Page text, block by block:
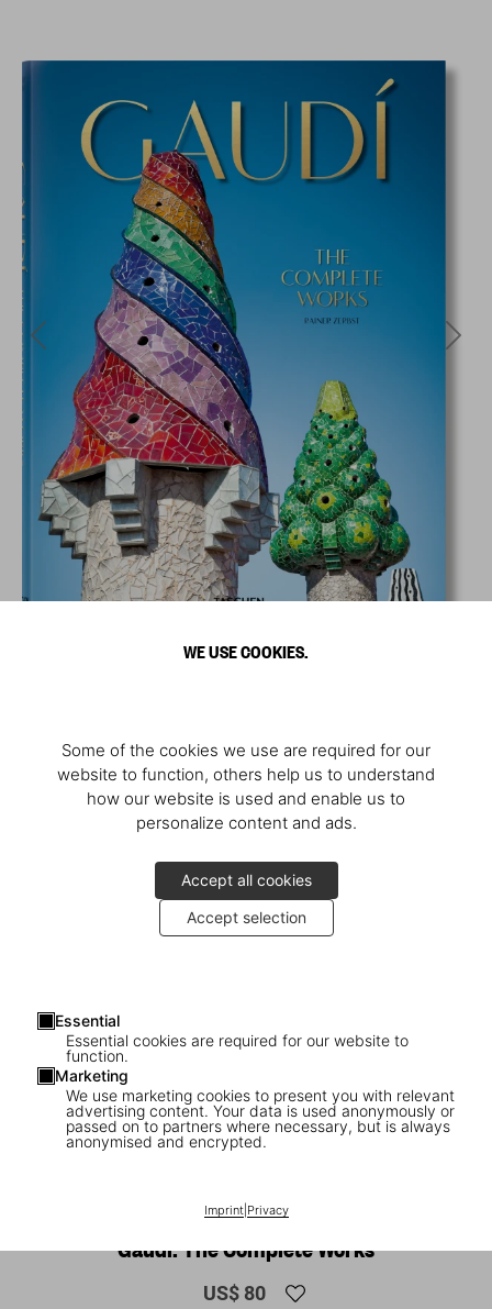
WE USE COOKIES.
Some of the cookies we use are required for our
website to function, others help us to understand
how our website is used and enable us to
personalize content and ads.
Accept all cookies
Accept selection
Essential
Essential cookies are required for our website to
function.
Marketing
We use marketing cookies to present you with relevant
advertising content. Your data is used anonymously or
passed on to partners where necessary, but is always
anonymised and encrypted.
Imprint| Privacy
XL
Gaudí. The Complete Works
US$ 80